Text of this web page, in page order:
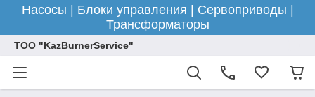
Насосы | Блоки управления | Сервоприводы |
Трансформаторы
ТОО "KazBurnerService"